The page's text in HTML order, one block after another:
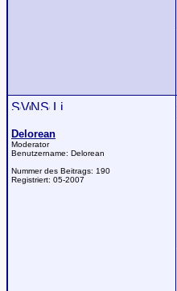
Delorean
Moderator
Benutzername: Delorean
Nummer des Beitrags: 190
Registriert: 05-2007